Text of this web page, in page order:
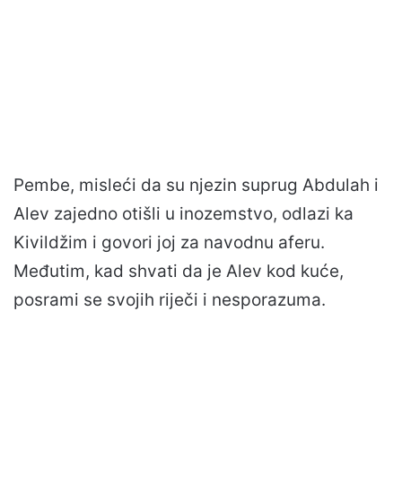
Pembe, misleći da su njezin suprug Abdulah i
Alev zajedno otišli u inozemstvo, odlazi ka
Kivildžim i govori joj za navodnu aferu.
Međutim, kad shvati da je Alev kod kuće,
posrami se svojih riječi i nesporazuma.